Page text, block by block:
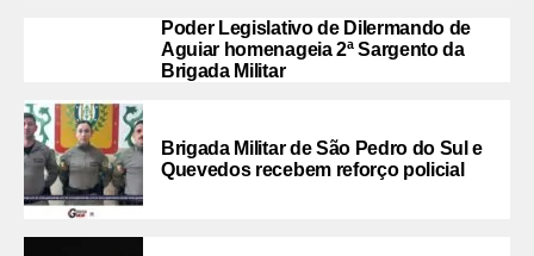
Poder Legislativo de Dilermando de
Aguiar homenageia 2ª Sargento da
Brigada Militar
Brigada Militar de São Pedro do Sul e
Quevedos recebem reforço policial